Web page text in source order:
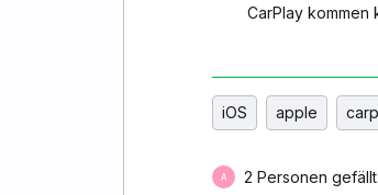
CarPlay kommen
iOS apple
A 2 Personen